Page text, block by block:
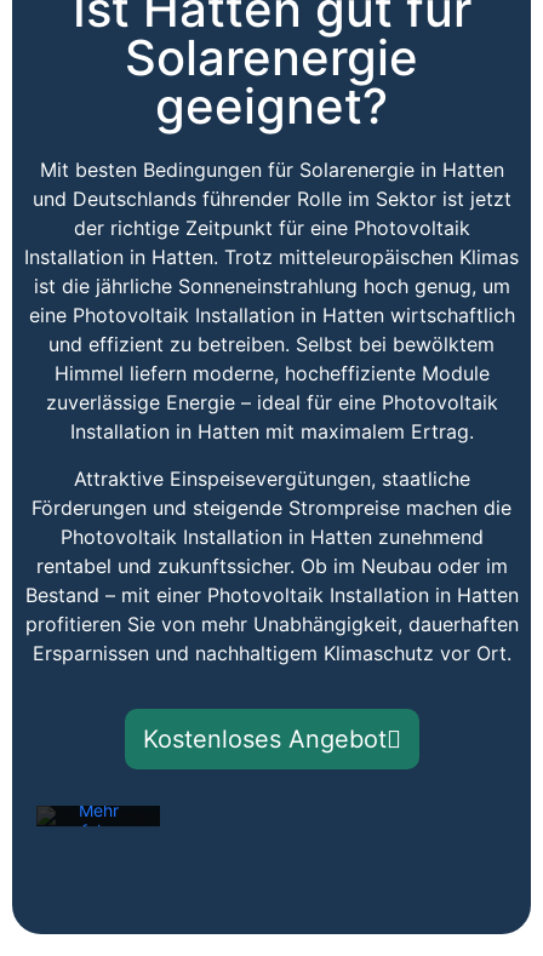
Solarenergie
geeignet?
Mit besten Bedingungen für Solarenergie in Hatten
und Deutschlands führender Rolle im Sektor ist jetzt
der richtige Zeitpunkt für eine Photovoltaik
Installation in Hatten. Trotz mitteleuropäischen Klimas
ist die jährliche Sonneneinstrahlung hoch genug, um
eine Photovoltaik Installation in Hatten wirtschaftlich
und effizient zu betreiben. Selbst bei bewölktem
Himmel liefern moderne, hocheffiziente Module
zuverlässige Energie – ideal für eine Photovoltaik
Installation in Hatten mit maximalem Ertrag.
Attraktive Einspeisevergütungen, staatliche
Förderungen und steigende Strompreise machen die
Photovoltaik Installation in Hatten zunehmend
rentabel und zukunftssicher. Ob im Neubau oder im
Bestand – mit einer Photovoltaik Installation in Hatten
profitieren Sie von mehr Unabhängigkeit, dauerhaften
Ersparnissen und nachhaltigem Klimaschutz vor Ort.
Kostenloses Angebot
Mit dem
Laden der
akzeptieren
Datenschutzerklärung
Mehr
erfahren